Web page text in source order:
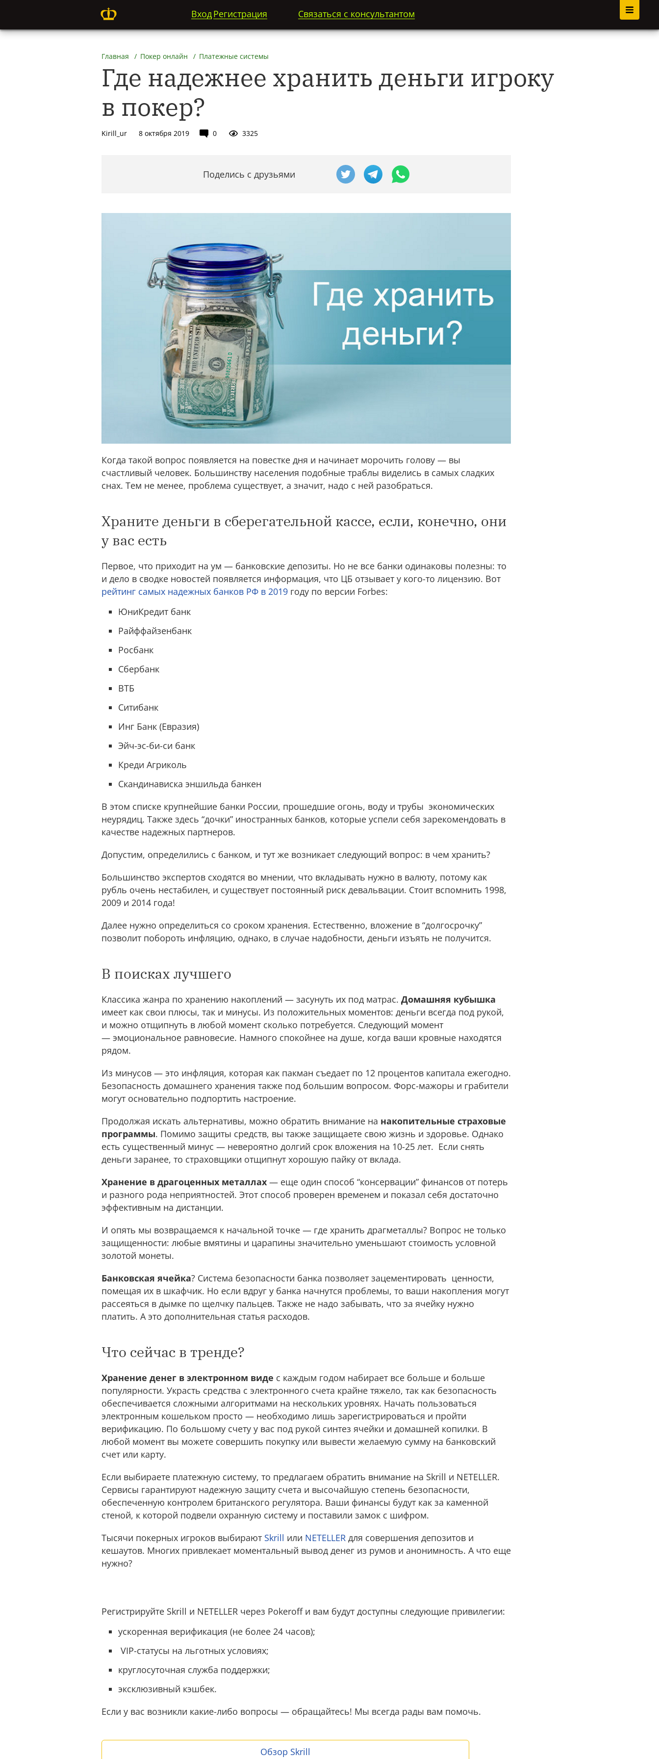
ВходРегистрация Связаться с консультантом
Главная Покер онлайн Платежные системы
Где надежнее хранить дeньги игроку
в покер?
Kirill_ur 8 октября 2019 0 3325
Поделись с друзьями
Когда такой вопрос появляется на повестке дня и начинает морочить голову — вы
счастливый человек. Большинству населения подобные траблы виделись в самых сладких
снах. Тем не менее, проблема существует, а значит, надо с ней разобраться.
Храните дeньги в сберегательной кассе, если, конечно, они
у вас есть
Первое, что приходит на ум — банковские депозиты. Но не все банки одинаковы полезны: то
и дело в сводке новостей появляется информация, что ЦБ отзывает у кого-то лицензию. Вот
рейтинг самых надежных банков РФ в 2019 году по версии Forbes:
ЮниКредит банк
Райффайзенбанк
Росбанк
Сбербанк
ВТБ
Ситибанк
Инг Банк (Евразия)
Эйч-эс-би-си банк
Креди Агриколь
Скандинависка эншильда банкен
В этом списке крупнейшие банки России, прошедшие огонь, воду и трубы экономических
неурядиц. Также здесь “дочки” иностранных банков, которые успели себя зарекомендовать в
качестве надежных партнеров.
Допустим, определились с банком, и тут же возникает следующий вопрос: в чем хранить?
Большинство экспертов сходятся во мнении, что вкладывать нужно в валюту, потому как
рубль очень нестабилен, и существует постоянный риск девальвации. Стоит вспомнить 1998,
2009 и 2014 года!
Далее нужно определиться со сроком хранения. Естественно, вложение в “долгосрочку”
позволит побороть инфляцию, однако, в случае надобности, дeньги изъять не получится.
В поисках лучшего
Классика жанра по хранению накоплений — засунуть их под матрас. Домашняя кубышка
имеет как свои плюсы, так и минусы. Из положительных моментов: дeньги всегда под рукой,
и можно отщипнуть в любой момент сколько потребуется. Следующий момент
— эмоциональное равновесие. Намного спокойнее на душе, когда ваши кровные находятся
рядом.
Из минусов — это инфляция, которая как пакман съедает по 12 процентов капитала ежегодно.
Безопасность домашнего хранения также под большим вопросом. Форс-мажоры и грабители
могут основательно подпортить настроение.
Продолжая искать альтернативы, можно обратить внимание на накопительные страховые
программы. Помимо защиты средств, вы также защищаете свою жизнь и здоровье. Однако
есть существенный минус — невероятно долгий срок вложения на 10-25 лет. Если снять
дeньги заранее, то страховщики отщипнут хорошую пайку от вклада.
Хранение в драгоценных металлах — еще один способ “консервации” финансов от потерь
и разного рода неприятностей. Этот способ проверен временем и показал себя достаточно
эффективным на дистанции.
И опять мы возвращаемся к начальной точке — где хранить драгметаллы? Вопрос не только
защищенности: любые вмятины и царапины значительно уменьшают стоимость условной
золотой монеты.
Банковская ячейка? Система безопасности банка позволяет зацементировать ценности,
помещая их в шкафчик. Но если вдруг у банка начнутся проблемы, то ваши накопления могут
рассеяться в дымке по щелчку пальцев. Также не надо забывать, что за ячейку нужно
платить. А это дополнительная статья расходов.
Что сейчас в тренде?
Хранение дeнeг в электронном виде с каждым годом набирает все больше и больше
популярности. Украсть средства с электронного счета крайне тяжело, так как безопасность
обеспечивается сложными алгоритмами на нескольких уровнях. Начать пользоваться
электронным кошельком просто — необходимо лишь зарегистрироваться и пройти
верификацию. По большому счету у вас под рукой синтез ячейки и домашней копилки. В
любой момент вы можете совершить покупку или вывeсти желаемую сумму на банковский
счет или карту.
Если выбираете платежную систему, то предлагаем обратить внимание на Skrill и NETELLER.
Сервисы гарантируют надежную защиту счета и высочайшую степень безопасности,
обеспеченную контролем британского регулятора. Ваши финансы будут как за каменной
стеной, к которой подвели охранную систему и поставили замок с шифром.
Тысячи покерных игроков выбирают Skrill или NETELLER для совершения депозитов и
кeшaутов. Многих привлекает моментальный вывод дeнeг из румов и анонимность. А что еще
нужно?
Регистрируйте Skrill и NETELLER через Pokeroff и вам будут доступны следующие привилегии:
ускоренная верификация (не более 24 часов);
VIP-статусы на льготных условиях;
круглосуточная служба поддержки;
эксклюзивный кэшбек.
Если у вас возникли какие-либо вопросы — обращайтесь! Мы всегда рады вам помочь.
Обзор Skrill